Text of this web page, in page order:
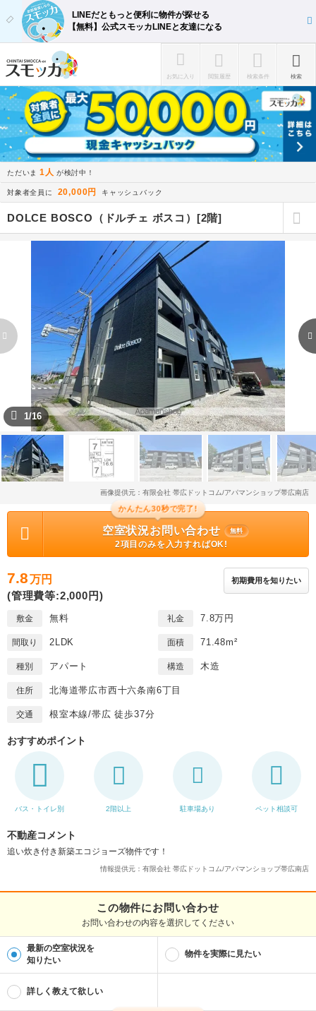
LINEだともっと便利に物件が探せる
【無料】公式スモッカLINEと友達になる
お気に入り 閲覧履歴 検索条件 検索
ただいま 1人 が検討中！
対象者全員に 20,000円 キャッシュバック
DOLCE BOSCO（ドルチェ ボスコ）[2階]
1/16
画像提供元：有限会社 帯広ドットコム/アパマンショップ帯広南店
かんたん30秒で完了!
空室状況お問い合わせ 無料
2項目のみを入力すればOK!
7.8万円
(管理費等:2,000円)
初期費用を知りたい
敷金 無料 礼金 7.8万円
間取り 2LDK 面積 71.48m²
種別 アパート 構造 木造
住所 北海道帯広市西十六条南6丁目
交通 根室本線/帯広 徒歩37分
おすすめポイント
バス・トイレ別 2階以上 駐車場あり ペット相談可
不動産コメント
追い炊き付き新築エコジョーズ物件です！
情報提供元：有限会社 帯広ドットコム/アパマンショップ帯広南店
この物件にお問い合わせ
お問い合わせの内容を選択してください
最新の空室状況を
知りたい
物件を実際に見たい
詳しく教えて欲しい